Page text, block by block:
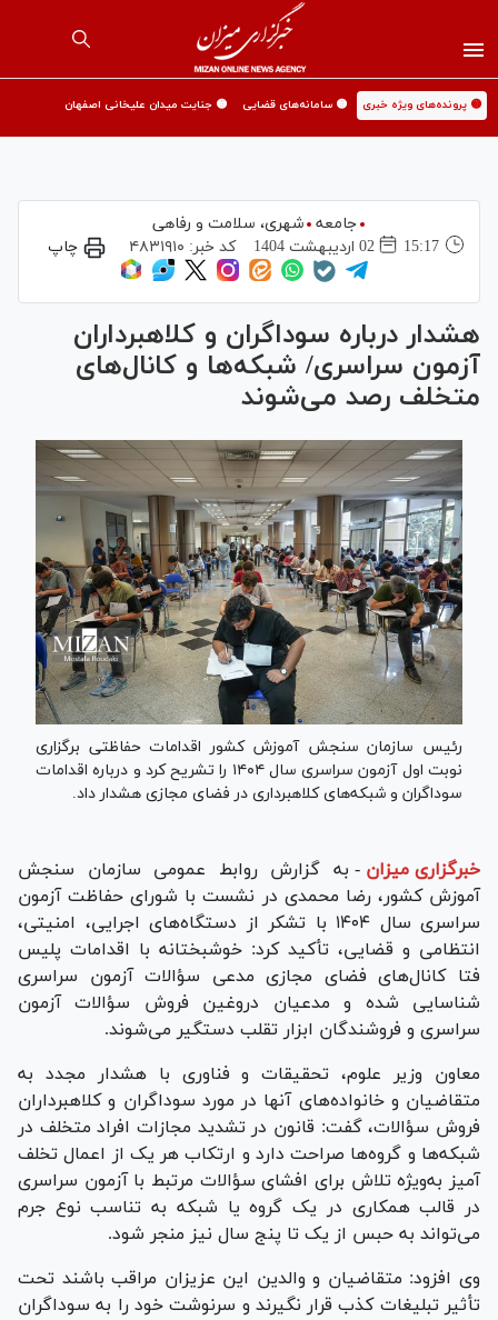
🟡 پرونده‌های ویژه خبری 🟡 سامانه‌های قضایی 🟡 جنایت میدان علیخانی اصفهان
جامعه
شهری،‌ سلامت و رفاهی
15:17
02 ارديبهشت 1404 کد خبر: ۴۸۳۱۹۱۰ چاپ
هشدار درباره سوداگران و کلاهبرداران
آزمون سراسری/ شبکه‌ها و کانال‌های
متخلف رصد می‌شوند
رئیس سازمان سنجش آموزش کشور اقدامات حفاظتی برگزاری
نوبت اول آزمون سراسری سال ۱۴۰۴ را تشریح کرد و درباره اقدامات
سوداگران و شبکه‌های کلاهبرداری در فضای مجازی هشدار داد.
خبرگزاری میزان - به گزارش روابط عمومی سازمان سنجش
آموزش کشور، رضا محمدی در نشست با شورای حفاظت آزمون
سراسری سال ۱۴۰۴ با تشکر از دستگاه‌های اجرایی، امنیتی،
انتظامی و قضایی، تأکید کرد: خوشبختانه با اقدامات پلیس
فتا کانال‌های فضای مجازی مدعی سؤالات آزمون سراسری
شناسایی شده و مدعیان دروغین فروش سؤالات آزمون
سراسری و فروشندگان ابزار تقلب دستگیر می‌شوند.
معاون وزیر علوم، تحقیقات و فناوری با هشدار مجدد به
متقاضیان و خانواده‌های آنها در مورد سوداگران و کلاهبرداران
فروش سؤالات، گفت: قانون در تشدید مجازات افراد متخلف در
شبکه‌ها و گروه‌ها صراحت دارد و ارتکاب هر یک از اعمال تخلف
آمیز به‌ویژه تلاش برای افشای سؤالات مرتبط با آزمون سراسری
در قالب همکاری در یک گروه یا شبکه به تناسب نوع جرم
می‌تواند به حبس از یک تا پنج سال نیز منجر شود.
وی افزود: متقاضیان و والدین این عزیزان مراقب باشند تحت
تأثیر تبلیغات کذب قرار نگیرند و سرنوشت خود را به سوداگران